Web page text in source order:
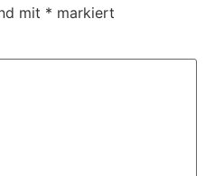
mit * markiert